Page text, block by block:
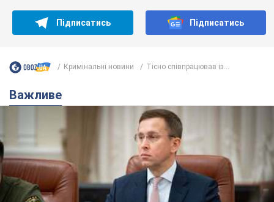
Підписатись Підписатись
Кримінальні новини Тісно співпрацював із...
Важливе